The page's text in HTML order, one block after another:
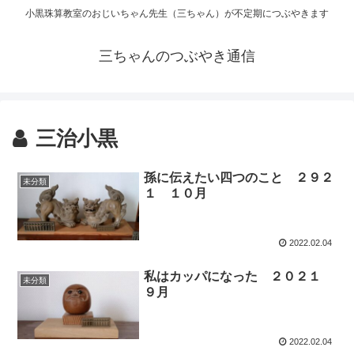
小黒珠算教室のおじいちゃん先生（三ちゃん）が不定期につぶやきます
三ちゃんのつぶやき通信
三治小黒
未分類
孫に伝えたい四つのこと ２９２
１ １０月
2022.02.04
未分類
私はカッパになった ２０２１
９月
2022.02.04